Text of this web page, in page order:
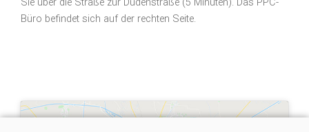
Sie über die Straße zur Dudenstraße (5 Minuten). Das PPC-
Büro befindet sich auf der rechten Seite.